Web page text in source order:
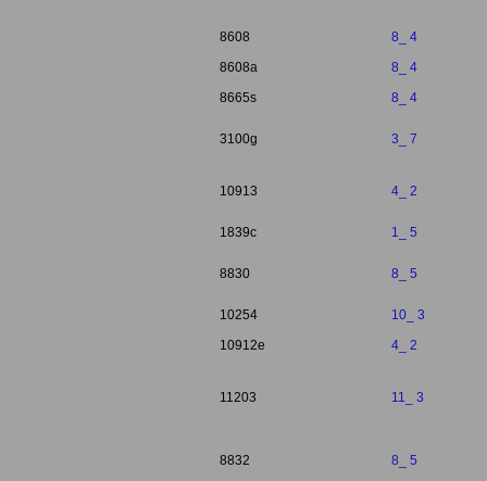
8608
8_ 4
8608a
8_ 4
8665s
8_ 4
3100g 3_ 7
10913 4_ 2
1839c 1_ 5
8830 8_ 5
10254
10_ 3
10912e
4_ 2
11203 11_ 3
8832 8_ 5